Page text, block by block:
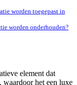
worden toegepast in
worden onderhouden?
element dat
waardoor het een luxe